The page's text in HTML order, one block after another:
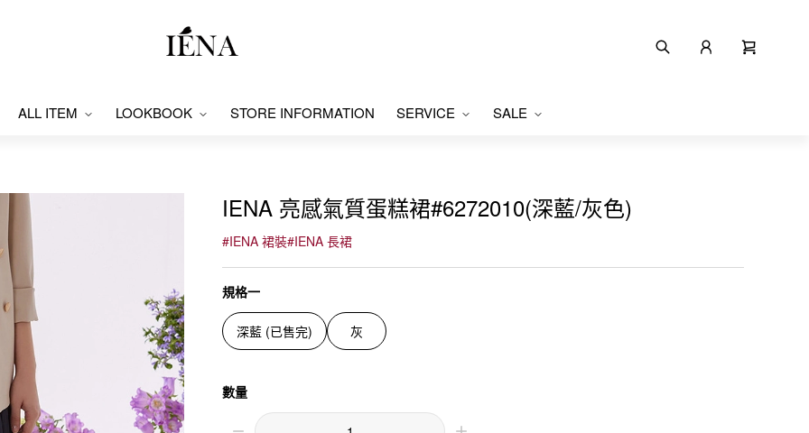
ALL ITEM LOOKBOOK STORE INFORMATION SERVICE SALE
IENA 亮感氣質蛋糕裙#6272010(深藍/灰色)
#IENA 裙裝#IENA 長裙
規格一
深藍 (已售完) 灰
數量